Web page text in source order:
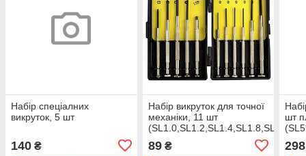
Набір спеціалних
викруток, 5 шт
140 ₴
Набір викруток для точної
механіки, 11 шт
(SL1.0,SL1.2,SL1.4,SL1.8,SL2.4,
SL3,PH00,PH0, PH1 Сталь
89₴
шт
298